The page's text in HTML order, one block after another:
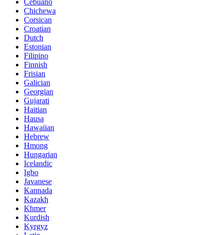
Cebuano
Chichewa
Corsican
Croatian
Dutch
Estonian
Filipino
Finnish
Frisian
Galician
Georgian
Gujarati
Haitian
Hausa
Hawaiian
Hebrew
Hmong
Hungarian
Icelandic
Igbo
Javanese
Kannada
Kazakh
Khmer
Kurdish
Kyrgyz